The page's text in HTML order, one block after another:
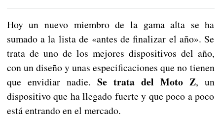
Hoy un nuevo miembro de la gama alta se ha
sumado a la lista de «antes de finalizar el año». Se
trata de uno de los mejores dispositivos del año,
con un diseño y unas especificaciones que no tienen
que envidiar nadie. Se trata del Moto Z, un
dispositivo que ha llegado fuerte y que poco a poco
está entrando en el mercado.